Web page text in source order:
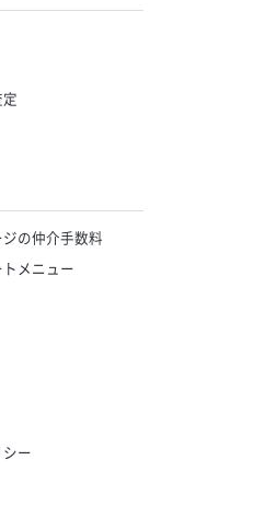
の仲介手数料
メニュー
ー